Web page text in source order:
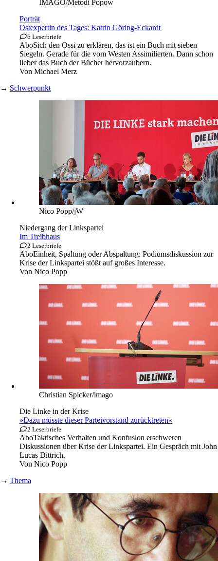
IMAGO/Metodi Popow
Porträt
Ostexpertin des Tages: Katrin Göring-Eckardt
6 Leserbriefe
AboSich den Ossi zu erklären, das ist ein Buch mit sieben
Siegeln. Gerade für die vom Westen Assimilierten. Dann schon
lieber das Buch der Bücher hervorzaubern.
Von Michael Merz
→ Schwerpunkt
Nico Popp/jW
Niedergang der Linkspartei
Im Treibhaus
2 Leserbriefe
AboEinheit, Spaltung oder Abspaltung: Podiumsdiskussion zur
Krise der Linkspartei stößt auf großes Interesse.
Von Nico Popp
Christian Spicker/imago
Die Linke in der Krise
»Dazu müsste dieser Parteivorstand zurücktreten«
2 Leserbriefe
AboTaktisches Verhalten und Konfusion erschweren
Diskussionen über Krise der Linkspartei. Ein Gespräch mit John
Lucas Dittrich.
Von Nico Popp
→ Thema